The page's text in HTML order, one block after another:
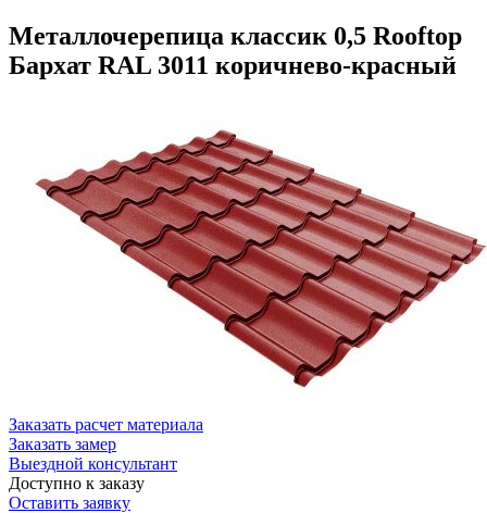
Металлочерепица классик 0,5 Rooftop
Бархат RAL 3011 коричнево-красный
Заказать расчет материала
Заказать замер
Выездной консультант
Доступно к заказу
Оставить заявку